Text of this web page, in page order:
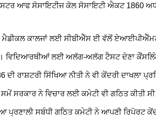
ਆਫ ਸੋਸਾਇਟੀਜ ਕੋਲ ਸੋਸਾਇਟੀ ਐਕਟ 1860
ਮੈਡੀਕਲ ਕਾਲਜਾਂ ਲਈ ਸੀਬੀਐੱਸ ਈ ਵੱਲੋਂ
ਵਿਦਿਆਰਥੀਆਂ ਲਈ ਅਲੱਗ-ਅਲੱਗ ਟੈਸਟ ਦੇਣਾ
ਰਾਸ਼ਟਰੀ ਸਿੱਖਿਆ ਨੀਤੀ ਨੇ ਵੀ ਕੇਂਦਰੀ ਦਾਖਲਾ
ਸਰਕਾਰ ਨੇ ਵਿਚਾਰ ਲਈ ਕਮੇਟੀ ਵੀ ਗਠਿਤ ਕੀਤੀ
ਪ੍ਰਣਾਲੀ ਸਬੰਧੀ ਗਠਿਤ ਕਮੇਟੀ ਨੇ ਆਪਣੀ ਰਿਪੋਰਟ